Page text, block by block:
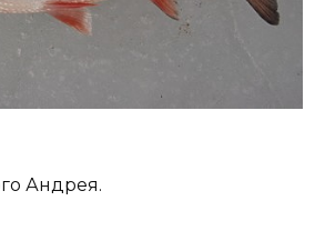
Андрея.